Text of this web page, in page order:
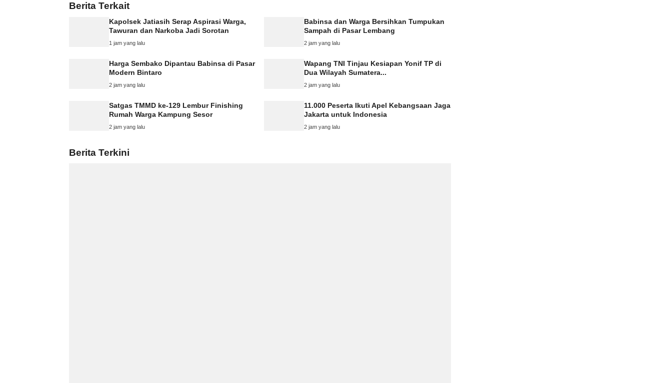
Berita Terkait
Kapolsek Jatiasih Serap Aspirasi Warga,
Tawuran dan Narkoba Jadi Sorotan
1 jam yang lalu
Babinsa dan Warga Bersihkan Tumpukan
Sampah di Pasar Lembang
2 jam yang lalu
Harga Sembako Dipantau Babinsa di Pasar
Modern Bintaro
2 jam yang lalu
Wapang TNI Tinjau Kesiapan Yonif TP di
Dua Wilayah Sumatera...
2 jam yang lalu
Satgas TMMD ke-129 Lembur Finishing
Rumah Warga Kampung Sesor
2 jam yang lalu
11.000 Peserta Ikuti Apel Kebangsaan Jaga
Jakarta untuk Indonesia
2 jam yang lalu
Berita Terkini